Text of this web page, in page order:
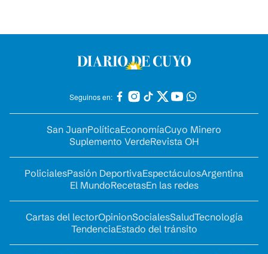
Seguinos en:
San JuanPolíticaEconomíaCuyo Minero
Suplemento VerdeRevista OH
PolicialesPasión DeportivaEspectáculosArgentina
El MundoRecetasEn las redes
Cartas del lectorOpinionSocialesSaludTecnología
TendenciaEstado del tránsito